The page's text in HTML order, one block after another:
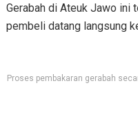
Gerabah di Ateuk Jawo ini
pembeli datang langsung
Proses pembakaran gerabah